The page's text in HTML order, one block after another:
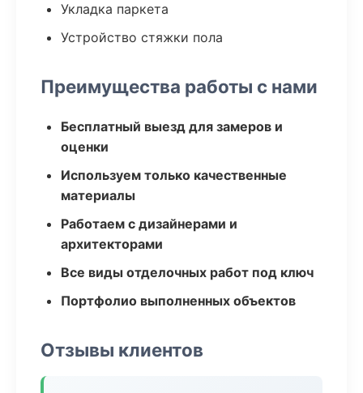
Укладка паркета
Устройство стяжки пола
Преимущества работы с нами
Бесплатный выезд для замеров и
оценки
Используем только качественные
материалы
Работаем с дизайнерами и
архитекторами
Все виды отделочных работ под ключ
Портфолио выполненных объектов
Отзывы клиентов